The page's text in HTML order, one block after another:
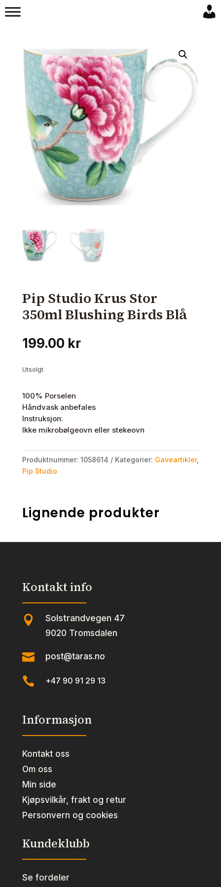
Pip Studio Krus Stor
350ml Blushing Birds Blå
199.00 kr
Utsolgt
100% Porselen
Håndvask anbefales
Instruksjon:
Ikke mikrobølgeovn eller stekeovn
Produktnummer: 1058614 Kategorier: Gaveartikler,
Pip Studio
Lignende produkter
Kontakt info
 Solstrandvegen 47
9020 Tromsdalen
 post@taras.no
 +47 90 91 29 13
Informasjon
Kontakt oss
Om oss
Min side
Kjøpsvilkår, frakt og retur
Personvern og cookies
Kundeklubb
Se fordeler